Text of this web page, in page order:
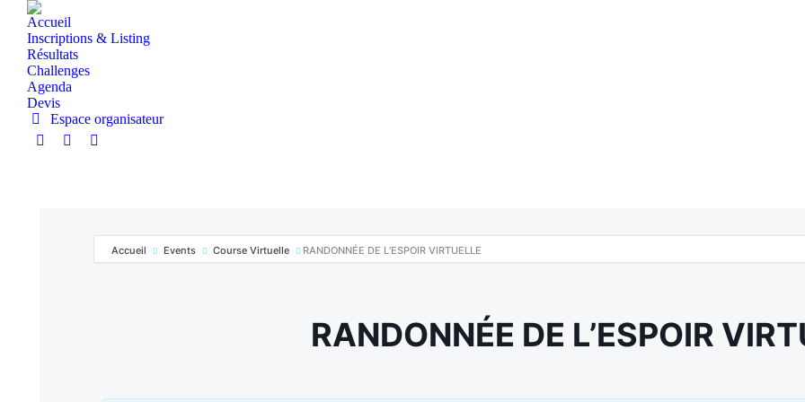
Accueil
Inscriptions & Listing
Résultats
Challenges
Agenda
Devis
Espace organisateur
Accueil Events Course Virtuelle RANDONNÉE DE L’ESPOIR VIRTUELLE
RANDONNÉE DE L’ESPOIR